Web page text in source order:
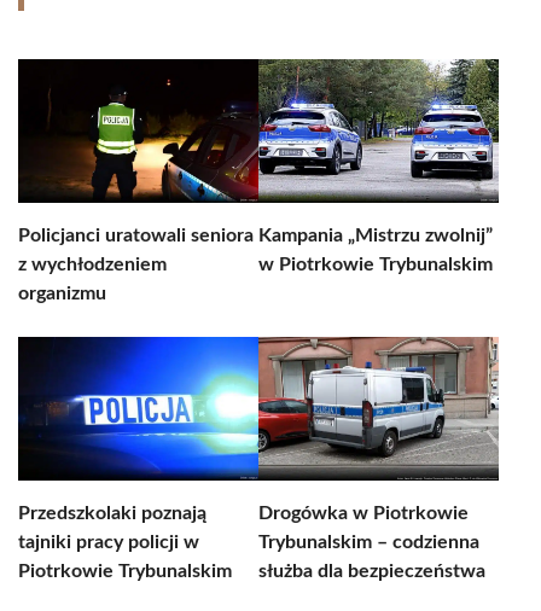
Policjanci uratowali seniora
z wychłodzeniem
organizmu
Kampania „Mistrzu zwolnij”
w Piotrkowie Trybunalskim
Przedszkolaki poznają
tajniki pracy policji w
Piotrkowie Trybunalskim
Drogówka w Piotrkowie
Trybunalskim – codzienna
służba dla bezpieczeństwa